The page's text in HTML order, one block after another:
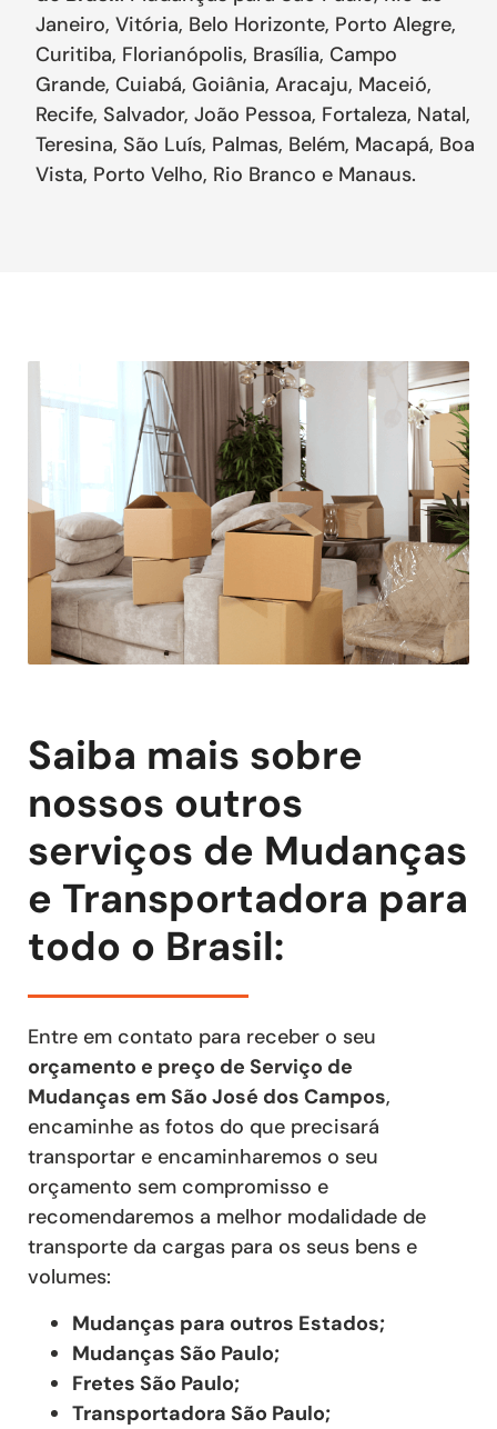
Janeiro, Vitória, Belo Horizonte, Porto Alegre,
Curitiba, Florianópolis, Brasília, Campo
Grande, Cuiabá, Goiânia, Aracaju, Maceió,
Recife, Salvador, João Pessoa, Fortaleza, Natal,
Teresina, São Luís, Palmas, Belém, Macapá, Boa
Vista, Porto Velho, Rio Branco e Manaus.
Saiba mais sobre
nossos outros
serviços de Mudanças
e Transportadora para
todo o Brasil:
Entre em contato para receber o seu
orçamento e preço de Serviço de
Mudanças em São José dos Campos,
encaminhe as fotos do que precisará
transportar e encaminharemos o seu
orçamento sem compromisso e
recomendaremos a melhor modalidade de
transporte da cargas para os seus bens e
volumes:
Mudanças para outros Estados;
Mudanças São Paulo;
Fretes São Paulo;
Transportadora São Paulo;